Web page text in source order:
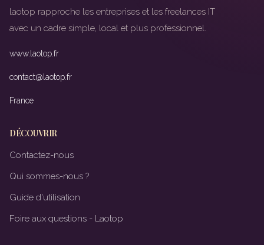
laotop rapproche les entreprises et les freelances IT
avec un cadre simple, local et plus professionnel.
www.laotop.fr
contact@laotop.fr
France
DÉCOUVRIR
Contactez-nous
Qui sommes-nous ?
Guide d'utilisation
Foire aux questions - Laotop